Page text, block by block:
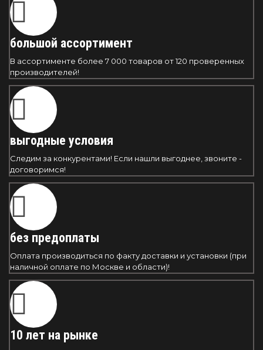
большой ассортимент
В ассортименте более 7 000 товаров от 120 проверенных
производителей!
выгодные условия
Следим за конкурентами! Если нашли выгоднее, звоните -
договоримся!
без предоплаты
Оплата производиться по факту доставки и установки (при
наличной оплате по Москве и области)!
10 лет на рынке